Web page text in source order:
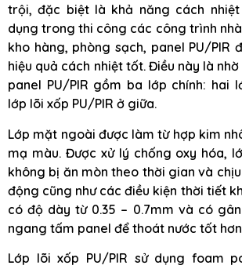
trội, đặc biệt là khả năng cách nhiệt
dụng trong thi công các công trình
kho hàng, phòng sạch, panel PU/PIR
hiệu quả cách nhiệt tốt. Điều này là
panel PU/PIR gồm ba lớp chính: hai
lớp lõi xốp PU/PIR ở giữa.
Lớp mặt ngoài được làm từ hợp kim
mạ màu. Được xử lý chống oxy hóa,
không bị ăn mòn theo thời gian và
động cũng như các điều kiện thời tiết
có độ dày từ 0.35 – 0.7mm và có
ngang tấm panel để thoát nước tốt
Lớp lõi xốp PU/PIR sử dụng foam